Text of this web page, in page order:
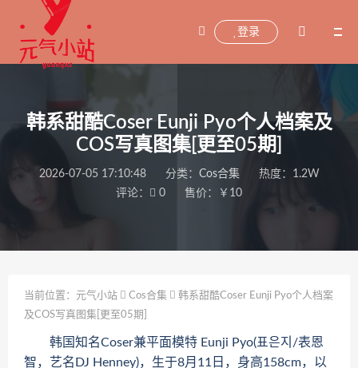
登录
韩系甜酷Coser Eunji Pyo个人档案及
COS写真图集[更至05期]
2026-07-05 17:10:48 分类： Cos合集
热度：1.2W
评论：
0 售价：￥10
当前位置： 元气小站 Cos合集
韩系甜酷Coser Eunji Pyo个人档案
及COS写真图集[更至05期]
韩国知名Coser兼平面模特 Eunji Pyo(표은지/表恩
智，艺名DJ Henney)，生于8月11日，身高158cm，以